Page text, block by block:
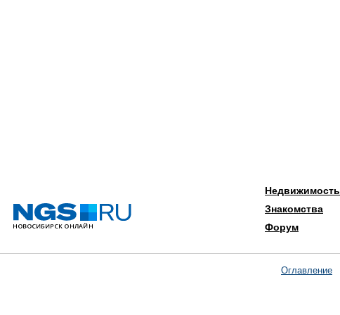
Недвижимость
Знакомства
Форум
Оглавление